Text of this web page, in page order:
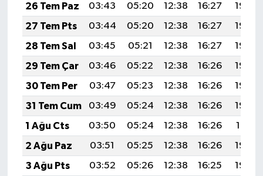
26 Tem Paz
03:43 05:20 12:38 16:27
19:46
27 Tem Pts
03:44 05:20 12:38 16:27
19:45
28 Tem Sal
03:45 05:21 12:38 16:27
19:45
29 Tem Çar
03:46 05:22 12:38 16:26
19:44
30 Tem Per
03:47 05:23 12:38 16:26
19:43
31 Tem Cum
03:49 05:24 12:38 16:26
19:42
1 Ağu Cts
03:50 05:24 12:38 16:26
19:41
2 Ağu Paz
03:51 05:25 12:38 16:26
19:40
3 Ağu Pts
03:52 05:26 12:38 16:25
19:39